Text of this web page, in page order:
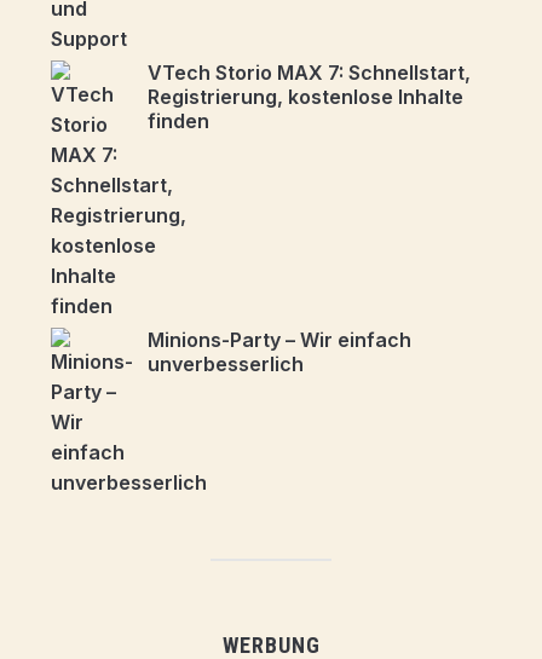
VTech Storio MAX 7: Schnellstart,
Registrierung, kostenlose Inhalte
finden
Minions-Party – Wir einfach
unverbesserlich
WERBUNG